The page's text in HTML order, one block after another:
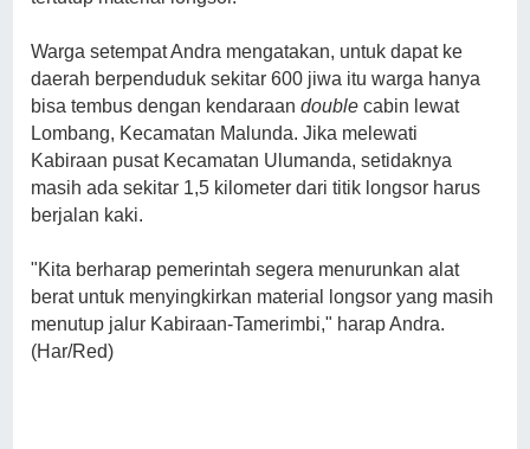
Warga setempat Andra mengatakan, untuk dapat ke
daerah berpenduduk sekitar 600 jiwa itu warga hanya
bisa tembus dengan kendaraandouble cabin lewat
Lombang, Kecamatan Malunda. Jika melewati
Kabiraan pusat Kecamatan Ulumanda, setidaknya
masih ada sekitar 1,5 kilometer dari titik longsor harus
berjalan kaki.
"Kita berharap pemerintah segera menurunkan alat
berat untuk menyingkirkan material longsor yang masih
menutup jalur Kabiraan-Tamerimbi," harap Andra.
(Har/Red)